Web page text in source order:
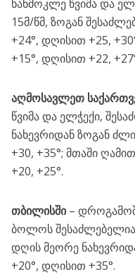
ხანმოკლე წვიმა და
15მ/წმ, ზოგან
+24°, დღისით +25,
+15°, დღისით +22,
აღმოსავლეთ
წვიმა და ელჭექი,
ნახევრიდან ზოგან
+30, +35°; მთაში
+20, +25°.
თბილისში –
ბოლოს
დღის მეორე
+20°, დღისით +35°.